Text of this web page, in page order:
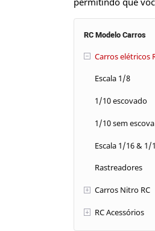
RC Modelo Carros
Carros elétricos
Escala 1/8
1/10 escovado
1/10 sem escova
Escala 1/16 & 1/
Rastreadores
Carros Nitro RC
RC Acessórios